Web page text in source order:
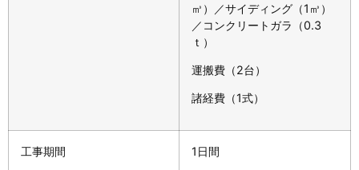
㎥）／サイディング（1㎥）
／コンクリートガラ（0.3
ｔ）
運搬費（2台）
諸経費（1式）
工事期間 1日間